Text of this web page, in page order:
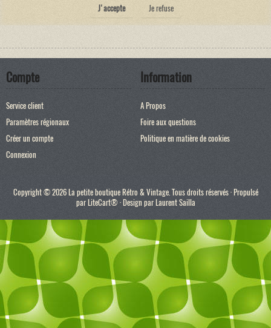
J'accepte
Je refuse
Compte
Service client
Paramètres régionaux
Créer un compte
Connexion
Information
A Propos
Foire aux questions
Politique en matière de cookies
Copyright © 2026 La petite boutique Rétro & Vintage. Tous droits réservés · Propulsé
parLiteCart® · Design parLaurent Sailla